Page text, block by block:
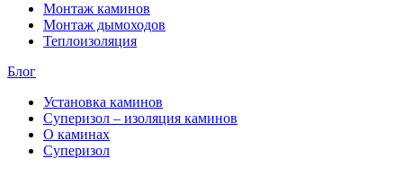
Монтаж каминов
Монтаж дымоходов
Теплоизоляция
Блог
Установка каминов
Суперизол – изоляция каминов
О каминах
Суперизол